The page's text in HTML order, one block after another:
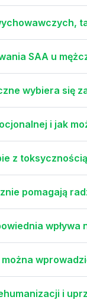
SAA u
wybiera się
i jak
z
pomagają
i